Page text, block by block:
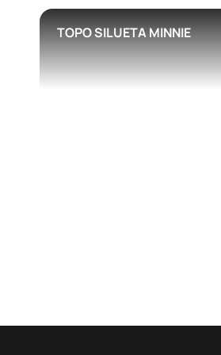
TOPO SILUETA MINNIE